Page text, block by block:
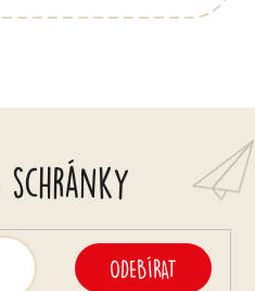
ODEBÍRAT